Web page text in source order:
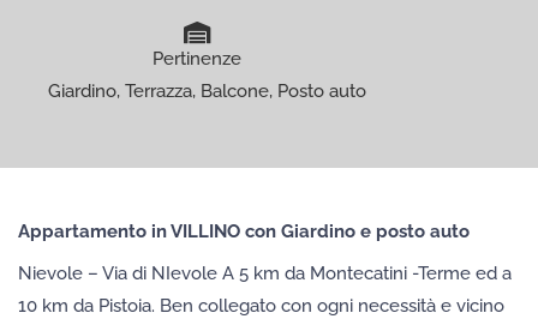
Pertinenze
Giardino, Terrazza, Balcone, Posto auto
Appartamento in VILLINO con Giardino e posto auto
Nievole – Via di NIevole A 5 km da Montecatini -Terme ed a
10 km da Pistoia. Ben collegato con ogni necessità e vicino